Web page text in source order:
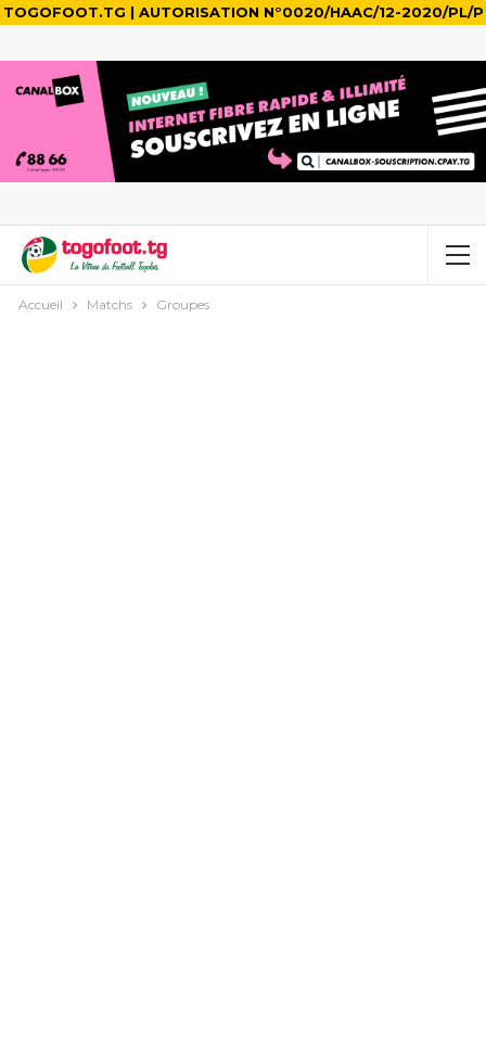
TOGOFOOT.TG | AUTORISATION N°0020/HAAC/12-2020/PL/P
Accueil Matchs Groupes